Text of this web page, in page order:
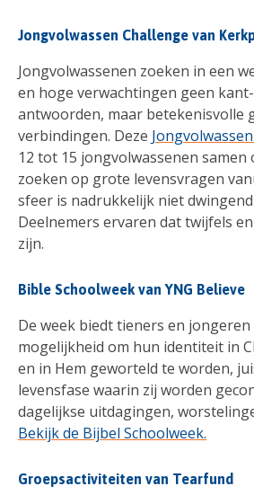
Jongvolwassen Challenge van
Jongvolwassenen zoeken in een
en hoge verwachtingen geen
antwoorden, maar betekenisvolle
verbindingen. Deze
12 tot 15 jongvolwassenen
zoeken op grote levensvragen
sfeer is nadrukkelijk niet
Deelnemers ervaren dat twijfels
zijn.
Bible Schoolweek van YNG Believe
De week biedt tieners en jongeren
mogelijkheid om hun identiteit in
en in Hem geworteld te worden,
levensfase waarin zij worden
dagelijkse uitdagingen,
Bekijk de Bijbel Schoolweek.
Groepsactiviteiten van Tearfund